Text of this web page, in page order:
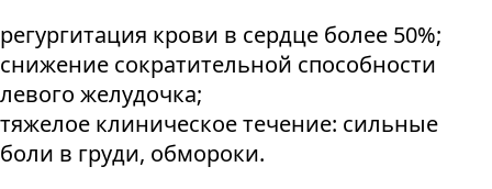
регургитация крови в сердце более 50%;
снижение сократительной способности
левого желудочка;
тяжелое клиническое течение: сильные
боли в груди, обмороки.